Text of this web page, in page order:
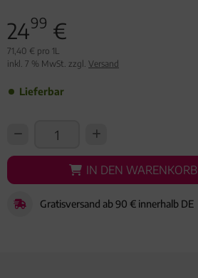
2499 €
71,40 € pro 1L
inkl. 7 % MwSt. zzgl. Versand
Lieferbar
IN DEN WARENKORB
IN DEN WARENKORB
Gratisversand ab 90 € innerhalb DE